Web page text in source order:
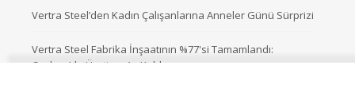
Vertra Steel’den Kadın Çalışanlarına Anneler Günü Sürprizi
Vertra Steel Fabrika İnşaatının %77'si Tamamlandı:
Ceyhan’da Üretime Az Kaldı.